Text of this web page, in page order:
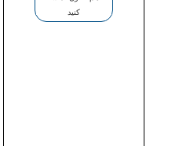
کنید